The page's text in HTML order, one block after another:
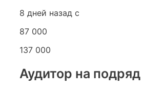
8 дней назад с
87 000
137 000
Аудитор на подряд